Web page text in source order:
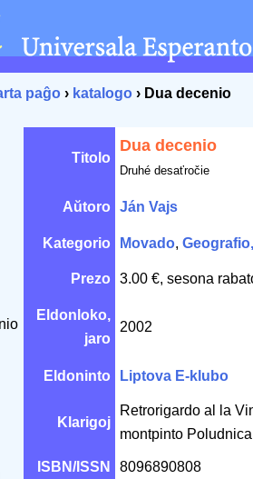
paĝo › katalogo › Dua decenio
Titolo
Dua decenio
Druhé desaťročie
Aŭtoro Ján Vajs
Kategorio Movado,
Prezo 3.00 €, sesona
Eldonloko,
jaro
2002
Eldoninto Liptova E-klubo
Klarigoj
Retrorigardo al la
montpinto
ISBN/ISSN 8096890808